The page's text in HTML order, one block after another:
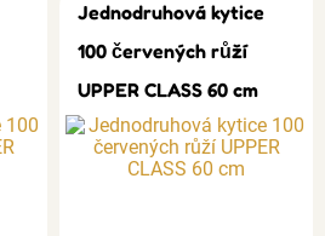
Jednodruhová kytice
100 červených růží
UPPER CLASS 60 cm